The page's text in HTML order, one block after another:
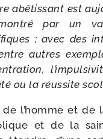
abê­tis­sant est
par un
; avec des
autres
ou la réus­site
l’homme et de
et de la